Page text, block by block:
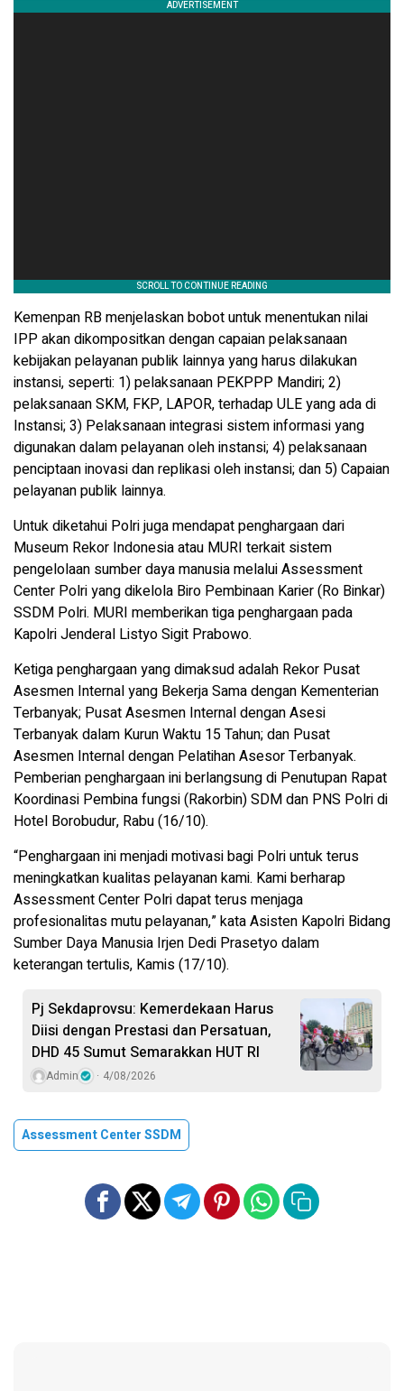
Kemenpan RB menjelaskan bobot untuk menentukan nilai
IPP akan dikompositkan dengan capaian pelaksanaan
kebijakan pelayanan publik lainnya yang harus dilakukan
instansi, seperti: 1) pelaksanaan PEKPPP Mandiri; 2)
pelaksanaan SKM, FKP, LAPOR, terhadap ULE yang ada di
Instansi; 3) Pelaksanaan integrasi sistem informasi yang
digunakan dalam pelayanan oleh instansi; 4) pelaksanaan
penciptaan inovasi dan replikasi oleh instansi; dan 5) Capaian
pelayanan publik lainnya.
Untuk diketahui Polri juga mendapat penghargaan dari
Museum Rekor Indonesia atau MURI terkait sistem
pengelolaan sumber daya manusia melalui Assessment
Center Polri yang dikelola Biro Pembinaan Karier (Ro Binkar)
SSDM Polri. MURI memberikan tiga penghargaan pada
Kapolri Jenderal Listyo Sigit Prabowo.
Ketiga penghargaan yang dimaksud adalah Rekor Pusat
Asesmen Internal yang Bekerja Sama dengan Kementerian
Terbanyak; Pusat Asesmen Internal dengan Asesi
Terbanyak dalam Kurun Waktu 15 Tahun; dan Pusat
Asesmen Internal dengan Pelatihan Asesor Terbanyak.
Pemberian penghargaan ini berlangsung di Penutupan Rapat
Koordinasi Pembina fungsi (Rakorbin) SDM dan PNS Polri di
Hotel Borobudur, Rabu (16/10).
“Penghargaan ini menjadi motivasi bagi Polri untuk terus
meningkatkan kualitas pelayanan kami. Kami berharap
Assessment Center Polri dapat terus menjaga
profesionalitas mutu pelayanan,” kata Asisten Kapolri Bidang
Sumber Daya Manusia Irjen Dedi Prasetyo dalam
keterangan tertulis, Kamis (17/10).
Pj Sekdaprovsu: Kemerdekaan Harus
Diisi dengan Prestasi dan Persatuan,
DHD 45 Sumut Semarakkan HUT RI
Admin 4/08/2026
Assessment Center SSDM